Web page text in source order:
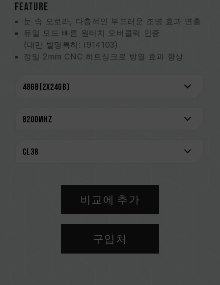
FEATURE
눈 속 오로라, 다층적인 부드러운 조명 효과 연출
듀얼 모드 빠른 원터치 오버클럭 인증
(대만 발명특허: I914103)
정밀 2mm CNC 히트싱크로 방열 효과 향상
강화된 PMIC 방열 설계
발열 감소 (미국 발명 특허: US12111715B2)
메모리 제품을 구매하기 전에, 반드시 메인보드
브랜드에서 제공하는 QVL(호환성 목록)을 참고하
용량, 주파수, 브랜드, 모델이 상이한 메모리를 혼
비교에 추가
구입처